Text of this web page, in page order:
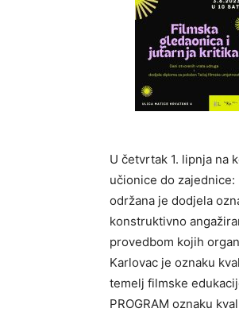
U četvrtak 1. lipnja na
učionice do
održana je dodjela
konstruktivno
provedbom kojih
Karlovac je oznaku
temelj filmske
PROGRAM oznaku